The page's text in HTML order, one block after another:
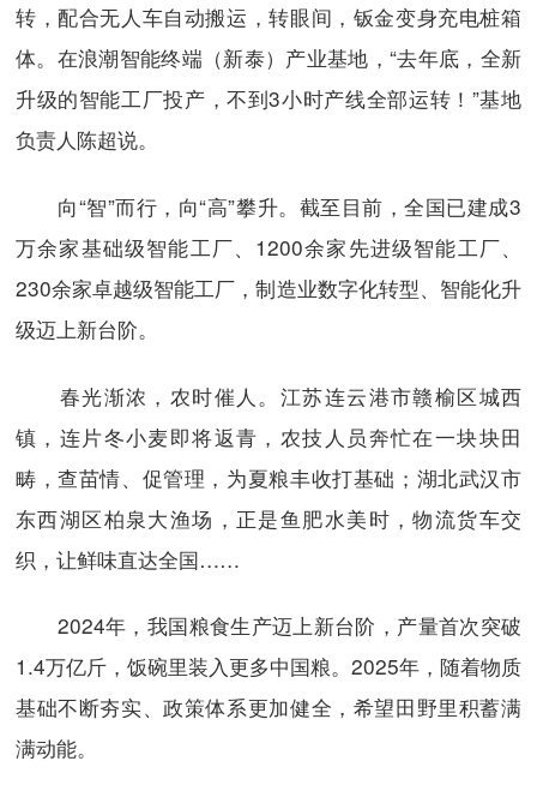
转，配合无人车自动搬运，转眼间，钣金变身充电桩箱
体。在浪潮智能终端（新泰）产业基地，“去年底，全新
升级的智能工厂投产，不到3小时产线全部运转！”基地
负责人陈超说。
向“智”而行，向“高”攀升。截至目前，全国已建成3
万余家基础级智能工厂、1200余家先进级智能工厂、
230余家卓越级智能工厂，制造业数字化转型、智能化升
级迈上新台阶。
春光渐浓，农时催人。江苏连云港市赣榆区城西
镇，连片冬小麦即将返青，农技人员奔忙在一块块田
畴，查苗情、促管理，为夏粮丰收打基础；湖北武汉市
东西湖区柏泉大渔场，正是鱼肥水美时，物流货车交
织，让鲜味直达全国……
2024年，我国粮食生产迈上新台阶，产量首次突破
1.4万亿斤，饭碗里装入更多中国粮。2025年，随着物质
基础不断夯实、政策体系更加健全，希望田野里积蓄满
满动能。